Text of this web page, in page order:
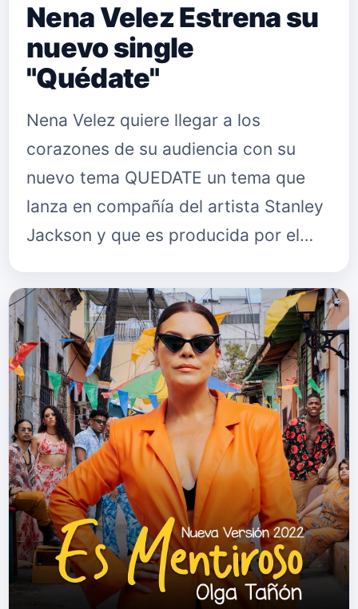
Nena Velez Estrena su
nuevo single
"Quédate"
Nena Velez quiere llegar a los
corazones de su audiencia con su
nuevo tema QUEDATE un tema que
lanza en compañía del artista Stanley
Jackson y que es producida por el
Company, en este podemos ver la
versat…